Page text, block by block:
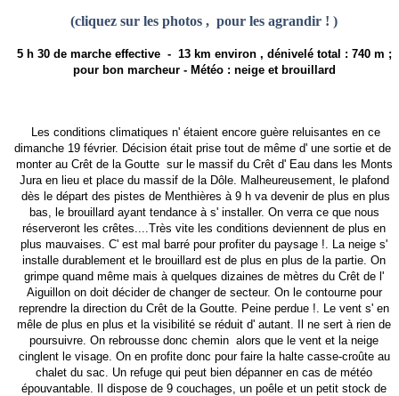
(cliquez sur les photos , pour les agrandir ! )
5 h 30 de marche effective - 13 km environ , dénivelé total : 740 m ;
pour bon marcheur - Météo : neige et brouillard
Les conditions climatiques n' étaient encore guère reluisantes en ce
dimanche 19 février. Décision était prise tout de même d' une sortie et de
monter au Crêt de la Goutte sur le massif du Crêt d' Eau dans les Monts
Jura en lieu et place du massif de la Dôle. Malheureusement, le plafond
dès le départ des pistes de Menthières à 9 h va devenir de plus en plus
bas, le brouillard ayant tendance à s' installer. On verra ce que nous
réserveront les crêtes....Très vite les conditions deviennent de plus en
plus mauvaises. C' est mal barré pour profiter du paysage !. La neige s'
installe durablement et le brouillard est de plus en plus de la partie. On
grimpe quand même mais à quelques dizaines de mètres du Crêt de l'
Aiguillon on doit décider de changer de secteur. On le contourne pour
reprendre la direction du Crêt de la Goutte. Peine perdue !. Le vent s' en
mêle de plus en plus et la visibilité se réduit d' autant. Il ne sert à rien de
poursuivre. On rebrousse donc chemin alors que le vent et la neige
cinglent le visage. On en profite donc pour faire la halte casse-croûte au
chalet du sac. Un refuge qui peut bien dépanner en cas de météo
épouvantable. Il dispose de 9 couchages, un poêle et un petit stock de